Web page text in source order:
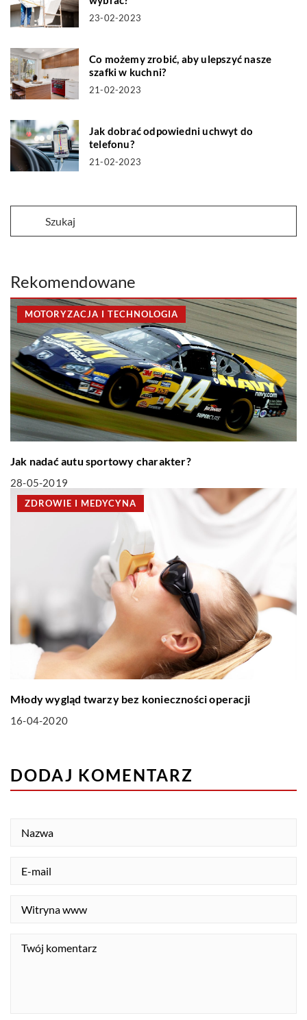
23-02-2023
Co możemy zrobić, aby ulepszyć nasze
szafki w kuchni?
21-02-2023
Jak dobrać odpowiedni uchwyt do
telefonu?
21-02-2023
Rekomendowane
MOTORYZACJA I TECHNOLOGIA
Jak nadać autu sportowy charakter?
28-05-2019
ZDROWIE I MEDYCYNA
Młody wygląd twarzy bez konieczności operacji
16-04-2020
DODAJ KOMENTARZ